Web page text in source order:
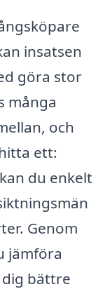
insatsen
göra stor
många
och
ett:
du enkelt
Genom
jämföra
bättre